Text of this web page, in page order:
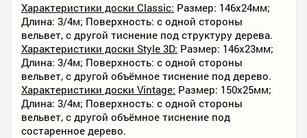
Характеристики доски Classic: Размер: 146х24мм;
Длина: 3/4м; Поверхность: с одной стороны
вельвет, с другой тиснение под структуру дерева.
Характеристики доски Style 3D: Размер: 146х23мм;
Длина: 3/4м; Поверхность: с одной стороны
вельвет, с другой объёмное тиснение под дерево.
Характеристики доски Vintage: Размер: 150х25мм;
Длина: 3/4м; Поверхность: с одной стороны
вельвет, с другой объёмное тиснение под
состаренное дерево.